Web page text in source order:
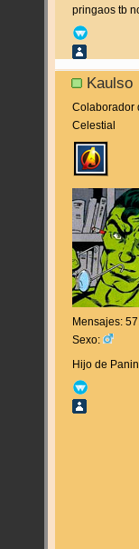
pringaos tb
Kaulso
Colaborador
Celestial
Mensajes:
Sexo:
Hijo de